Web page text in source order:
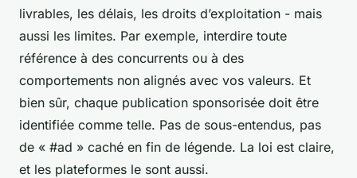
livrables, les délais, les droits d’exploitation - mais
aussi les limites. Par exemple, interdire toute
référence à des concurrents ou à des
comportements non alignés avec vos valeurs. Et
bien sûr, chaque publication sponsorisée doit être
identifiée comme telle. Pas de sous-entendus, pas
de « #ad » caché en fin de légende. La loi est claire,
et les plateformes le sont aussi.